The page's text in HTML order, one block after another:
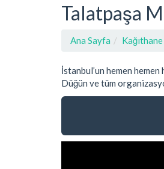
Talatpaşa
Ana Sayfa Kağıthane
İstanbul’un hemen
Düğün ve tüm